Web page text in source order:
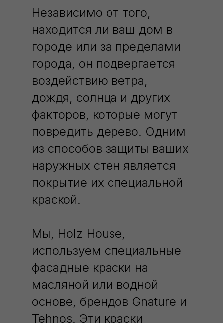
Независимо от того,
находится ли ваш дом в
городе или за пределами
города, он подвергается
воздействию ветра,
дождя, солнца и других
факторов, которые могут
повредить дерево. Одним
из способов защиты ваших
наружных стен является
покрытие их специальной
краской.
Мы, Holz House,
используем специальные
фасадные краски на
масляной или водной
основе, брендов Gnature и
Tehnos. Эти краски